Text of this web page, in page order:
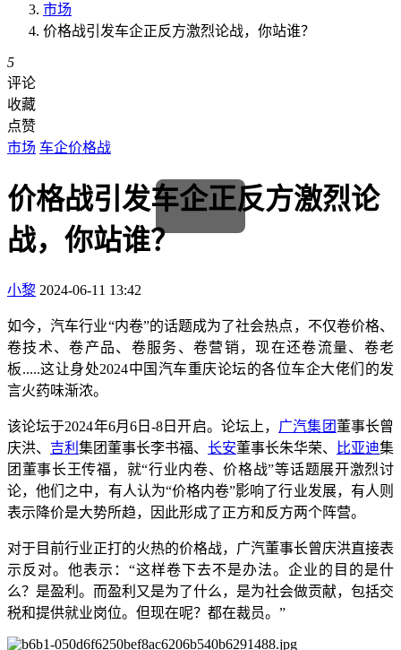
市场
价格战引发车企正反方激烈论战，你站谁？
5
评论
收藏
点赞
市场 车企价格战
价格战引发车企正反方激烈论
战，你站谁？
小黎 2024-06-11 13:42
如今，汽车行业“内卷”的话题成为了社会热点，不仅卷价格、
卷技术、卷产品、卷服务、卷营销，现在还卷流量、卷老
板.....这让身处2024中国汽车重庆论坛的各位车企大佬们的发
言火药味渐浓。
该论坛于2024年6月6日-8日开启。论坛上， 广汽集团 董事长曾
庆洪、 吉利 集团董事长李书福、 长安董事长朱华荣、 比亚迪集
团董事长王传福，就“行业内卷、价格战”等话题展开激烈讨
论，他们之中，有人认为“价格内卷”影响了行业发展，有人则
表示降价是大势所趋，因此形成了正方和反方两个阵营。
对于目前行业正打的火热的价格战，广汽董事长曾庆洪直接表
示反对。他表示：“这样卷下去不是办法。企业的目的是什
么？是盈利。而盈利又是为了什么，是为社会做贡献，包括交
税和提供就业岗位。但现在呢？都在裁员。”